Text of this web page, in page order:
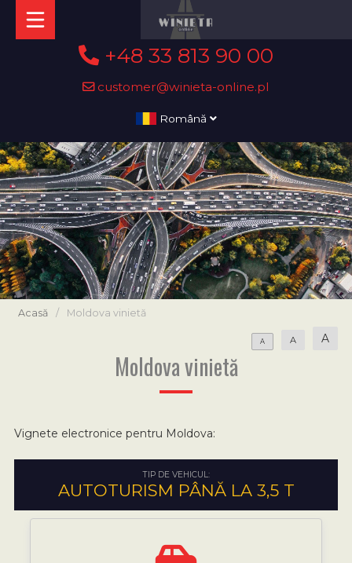
+48 33 813 90 00
customer@winieta-online.pl
Română
Acasă / Moldova vinietă
A A A
Moldova vinietă
Vignete electronice pentru Moldova:
TIP DE VEHICUL:
AUTOTURISM PÂNĂ LA 3,5 T